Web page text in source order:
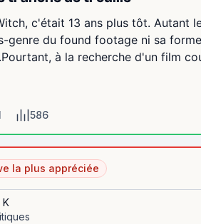
c'était 13 ans plus tôt. Autant
genre du found footage ni sa
à la recherche d'un film
586
la plus appréciée